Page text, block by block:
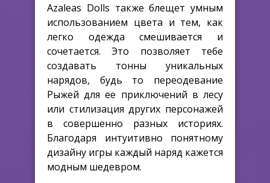
Azaleas Dolls также блещет умным
использованием цвета и тем, как
легко одежда смешивается и
сочетается. Это позволяет тебе
создавать тонны уникальных
нарядов, будь то переодевание
Рыжей для ее приключений в лесу
или стилизация других персонажей
в совершенно разных историях.
Благодаря интуитивно понятному
дизайну игры каждый наряд кажется
модным шедевром.